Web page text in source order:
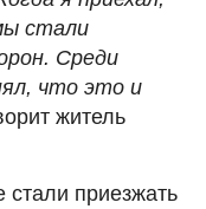
стали
Среди
что это и
житель
стали приезжать